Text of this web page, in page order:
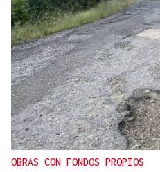
OBRAS CON FONDOS PROPIOS